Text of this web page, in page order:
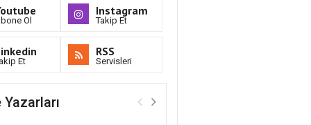
Ol
Instagram
Takip Et
Et
RSS
Servisleri
Yazarları